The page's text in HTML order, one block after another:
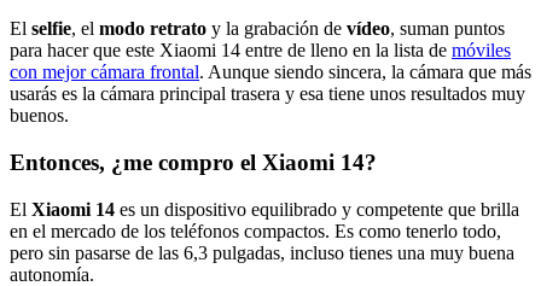
El selfie, el modo retrato y la grabación de vídeo, suman puntos
para hacer que este Xiaomi 14 entre de lleno en la lista de móviles
con mejor cámara frontal. Aunque siendo sincera, la cámara que más
usarás es la cámara principal trasera y esa tiene unos resultados muy
buenos.
Entonces, ¿me compro el Xiaomi 14?
El Xiaomi 14 es un dispositivo equilibrado y competente que brilla
en el mercado de los teléfonos compactos. Es como tenerlo todo,
pero sin pasarse de las 6,3 pulgadas, incluso tienes una muy buena
autonomía.